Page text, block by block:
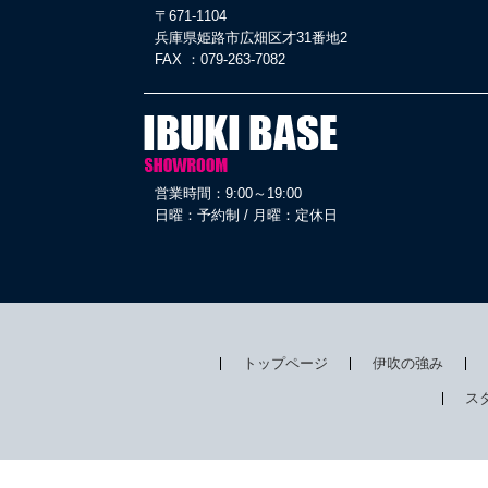
〒671-1104
兵庫県姫路市広畑区才31番地2
FAX ：079-263-7082
営業時間：9:00～19:00
日曜：予約制 / 月曜：定休日
トップページ 伊吹の強み
ス